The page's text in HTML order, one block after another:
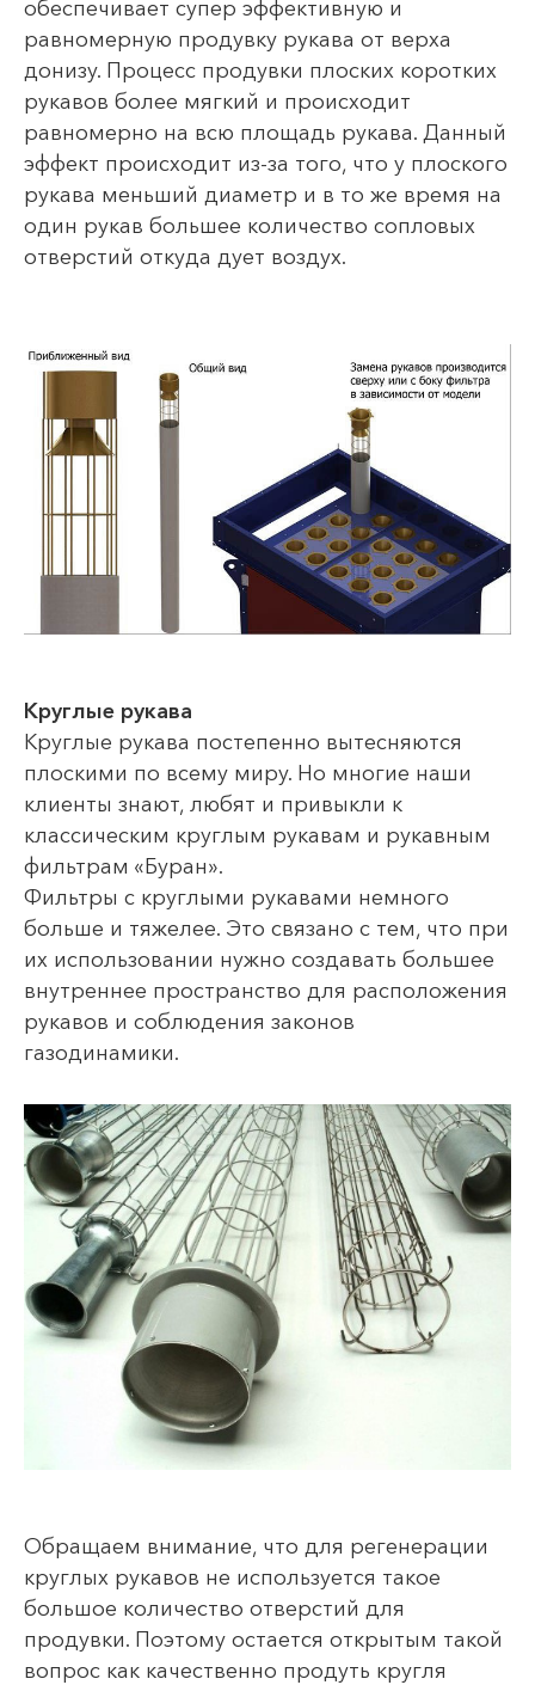
обеспечивает супер эффективную и
равномерную продувку рукава от верха
донизу. Процесс продувки плоских коротких
рукавов более мягкий и происходит
равномерно на всю площадь рукава. Данный
эффект происходит из-за того, что у плоского
рукава меньший диаметр и в то же время на
один рукав большее количество сопловых
отверстий откуда дует воздух.
Круглые рукава
Круглые рукава постепенно вытесняются
плоскими по всему миру. Но многие наши
клиенты знают, любят и привыкли к
классическим круглым рукавам и рукавным
фильтрам «Буран».
Фильтры с круглыми рукавами немного
больше и тяжелее. Это связано с тем, что при
их использовании нужно создавать большее
внутреннее пространство для расположения
рукавов и соблюдения законов
газодинамики.
Обращаем внимание, что для регенерации
круглых рукавов не используется такое
большое количество отверстий для
продувки. Поэтому остается открытым такой
вопрос как качественно продуть кругля